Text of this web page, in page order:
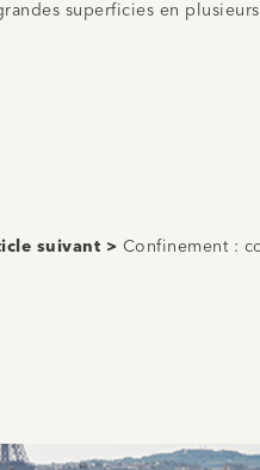
superficies en
suivant > Confinement :